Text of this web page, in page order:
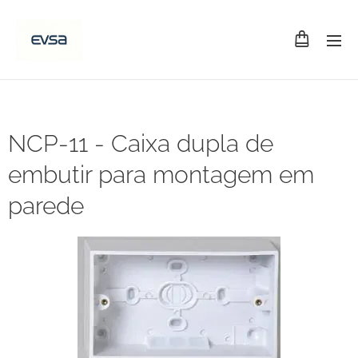
NCP-11 - Caixa dupla de
embutir para montagem em
parede